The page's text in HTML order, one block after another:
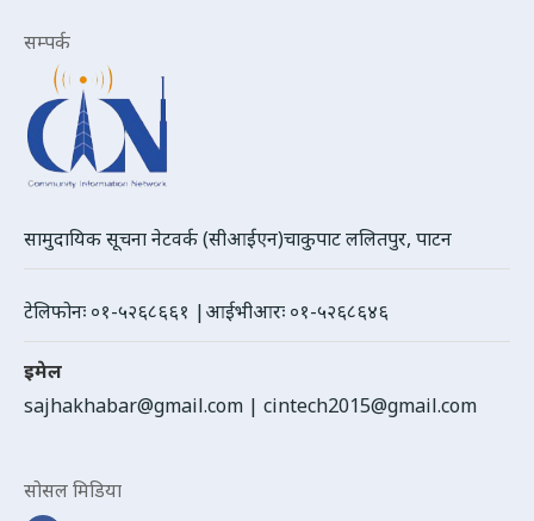
सम्पर्क
सामुदायिक सूचना नेटवर्क (सीआईएन)चाकुपाट ललितपुर, पाटन
टेलिफोनः ०१-५२६८६६१ |आईभीआरः ०१-५२६८६४६
इमेल
sajhakhabar@gmail.com | cintech2015@gmail.com
सोसल मिडिया